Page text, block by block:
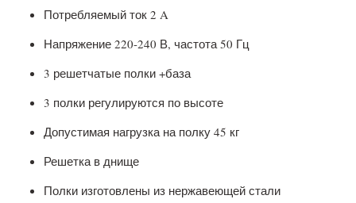
Потребляемый ток 2 A
Напряжение 220-240 В, частота 50 Гц
3 решетчатые полки +база
3 полки регулируются по высоте
Допустимая нагрузка на полку 45 кг
Решетка в днище
Полки изготовлены из нержавеющей стали